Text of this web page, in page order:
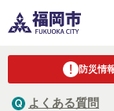
防災情
よくある質問